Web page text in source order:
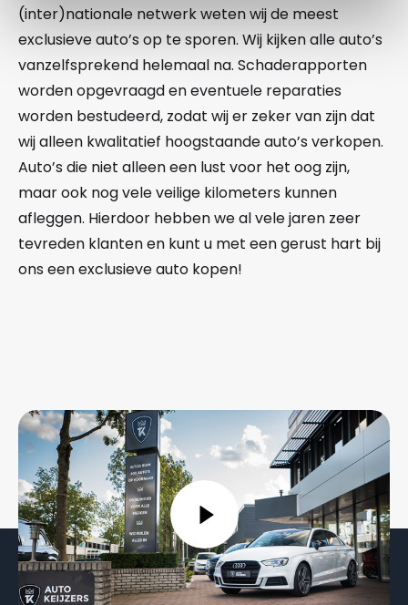
(inter)nationale netwerk weten wij de meest
exclusieve auto’s op te sporen. Wij kijken alle auto’s
vanzelfsprekend helemaal na. Schaderapporten
worden opgevraagd en eventuele reparaties
worden bestudeerd, zodat wij er zeker van zijn dat
wij alleen kwalitatief hoogstaande auto’s verkopen.
Auto’s die niet alleen een lust voor het oog zijn,
maar ook nog vele veilige kilometers kunnen
afleggen. Hierdoor hebben we al vele jaren zeer
tevreden klanten en kunt u met een gerust hart bij
ons een exclusieve auto kopen!